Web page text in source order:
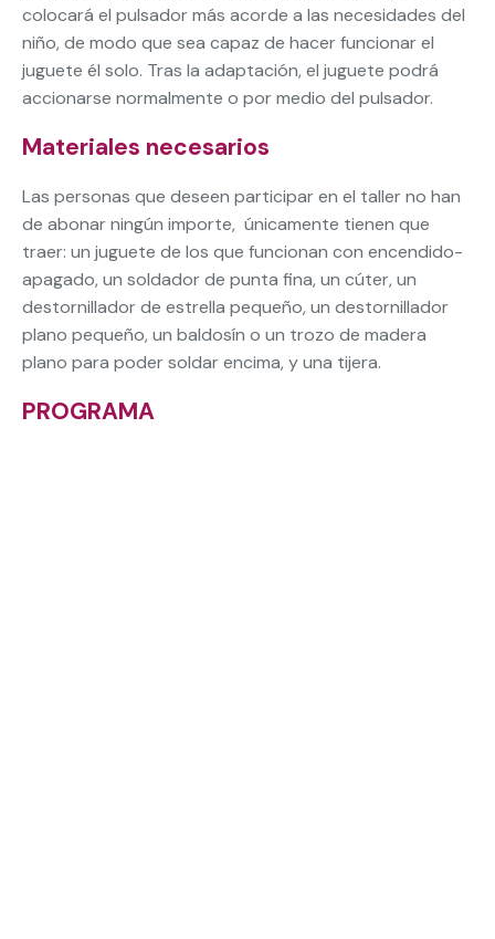
colocará el pulsador más acorde a las necesidades del
niño, de modo que sea capaz de hacer funcionar el
juguete él solo. Tras la adaptación, el juguete podrá
accionarse normalmente o por medio del pulsador.
Materiales necesarios
Las personas que deseen participar en el taller no han
de abonar ningún importe, únicamente tienen que
traer: un juguete de los que funcionan con encendido-
apagado, un soldador de punta fina, un cúter, un
destornillador de estrella pequeño, un destornillador
plano pequeño, un baldosín o un trozo de madera
plano para poder soldar encima, y una tijera.
PROGRAMA